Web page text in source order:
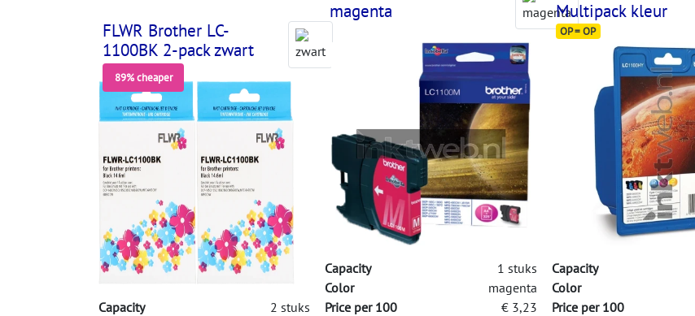
FLWR Brother LC-
1100BK 2-pack zwart
89% cheaper
Capacity
2 stuks
magenta
Capacity
1 stuks
Color
magenta
Price per 100
€ 3,23
Multipack kleur
OP = OP
Capacity
Color
Price per 100